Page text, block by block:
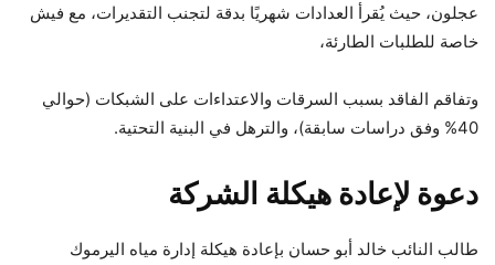
عجلون، حيث يُقرأ العدادات شهريًا بدقة لتجنب التقديرات، مع فيش
خاصة للطلبات الطارئة،
وتفاقم الفاقد بسبب السرقات والاعتداءات على الشبكات (حوالي
40% وفق دراسات سابقة)، والترهل في البنية التحتية.
دعوة لإعادة هيكلة الشركة
طالب النائب خالد أبو حسان بإعادة هيكلة إدارة مياه اليرموك